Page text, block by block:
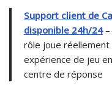
Support client de
disponible 24h/24–
rôle joue
expérience de jeu
centre de réponse